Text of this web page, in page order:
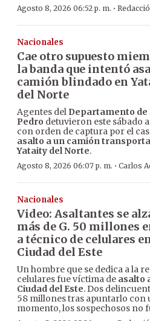
Agosto 8, 2026 06:52 p. m. ·
Nacionales
Cae otro supuesto
la banda que intentó
camión blindado en
del Norte
Agentes del Departamento
Pedro detuvieron este sábado
con orden de captura por el
asalto a un camión
Yataity del Norte.
Agosto 8, 2026 06:07 p. m. · Carlos
Nacionales
Video: Asaltantes se
más de G. 50 millones
a técnico de celulares
Ciudad del Este
Un hombre que se dedica a la
celulares fue víctima de asalto
Ciudad del Este. Dos
58 millones tras apuntarlo con
momento, los sospechosos no